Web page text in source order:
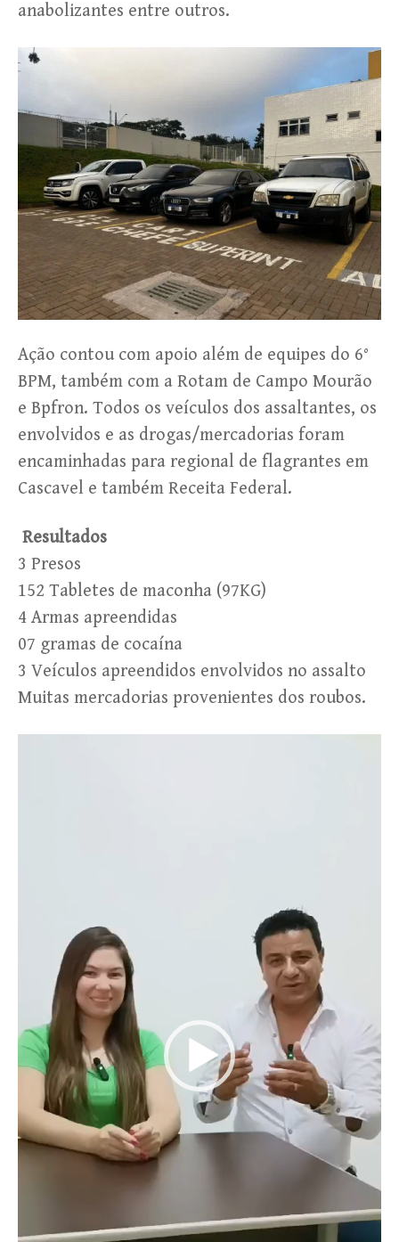
anabolizantes entre outros.
Ação contou com apoio além de equipes do 6°
BPM, também com a Rotam de Campo Mourão
e Bpfron. Todos os veículos dos assaltantes, os
envolvidos e as drogas/mercadorias foram
encaminhadas para regional de flagrantes em
Cascavel e também Receita Federal.
Resultados
3 Presos
152 Tabletes de maconha (97KG)
4 Armas apreendidas
07 gramas de cocaína
3 Veículos apreendidos envolvidos no assalto
Muitas mercadorias provenientes dos roubos.